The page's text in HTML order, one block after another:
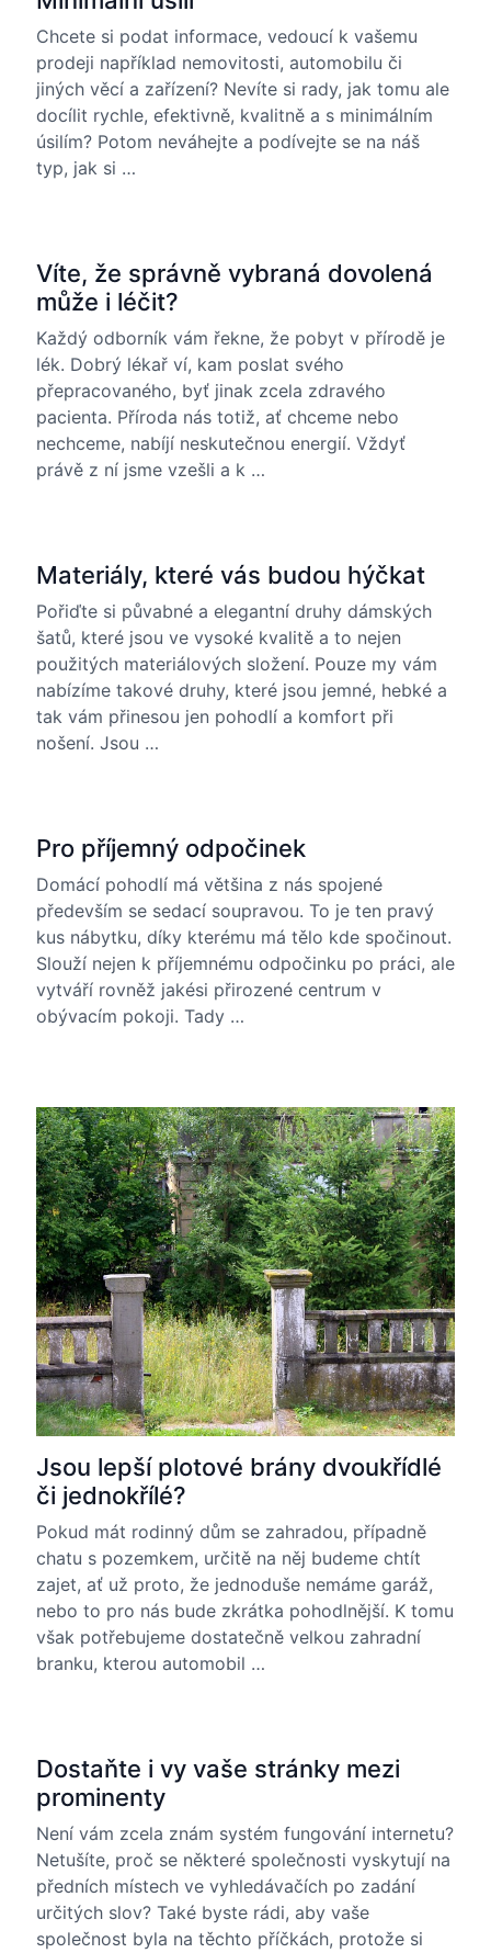
Chcete si podat informace, vedoucí k vašemu
prodeji například nemovitosti, automobilu či
jiných věcí a zařízení? Nevíte si rady, jak tomu ale
docílit rychle, efektivně, kvalitně a s minimálním
úsilím? Potom neváhejte a podívejte se na náš
typ, jak si …
Víte, že správně vybraná dovolená
může i léčit?
Každý odborník vám řekne, že pobyt v přírodě je
lék. Dobrý lékař ví, kam poslat svého
přepracovaného, byť jinak zcela zdravého
pacienta. Příroda nás totiž, ať chceme nebo
nechceme, nabíjí neskutečnou energií. Vždyť
právě z ní jsme vzešli a k …
Materiály, které vás budou hýčkat
Pořiďte si půvabné a elegantní druhy dámských
šatů, které jsou ve vysoké kvalitě a to nejen
použitých materiálových složení. Pouze my vám
nabízíme takové druhy, které jsou jemné, hebké a
tak vám přinesou jen pohodlí a komfort při
nošení. Jsou …
Pro příjemný odpočinek
Domácí pohodlí má většina z nás spojené
především se sedací soupravou. To je ten pravý
kus nábytku, díky kterému má tělo kde spočinout.
Slouží nejen k příjemnému odpočinku po práci, ale
vytváří rovněž jakési přirozené centrum v
obývacím pokoji. Tady …
Jsou lepší plotové brány dvoukřídlé
či jednokřílé?
Pokud mát rodinný dům se zahradou, případně
chatu s pozemkem, určitě na něj budeme chtít
zajet, ať už proto, že jednoduše nemáme garáž,
nebo to pro nás bude zkrátka pohodlnější. K tomu
však potřebujeme dostatečně velkou zahradní
branku, kterou automobil …
Dostaňte i vy vaše stránky mezi
prominenty
Není vám zcela znám systém fungování internetu?
Netušíte, proč se některé společnosti vyskytují na
předních místech ve vyhledávačích po zadání
určitých slov? Také byste rádi, aby vaše
společnost byla na těchto příčkách, protože si